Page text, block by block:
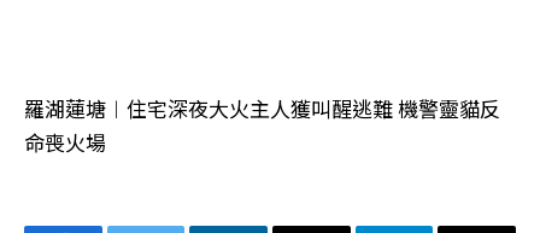
羅湖蓮塘︱住宅深夜大火主人獲叫醒逃難 機警靈貓反
命喪火場